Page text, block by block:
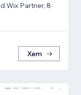
Wix Partner, 8
Xem